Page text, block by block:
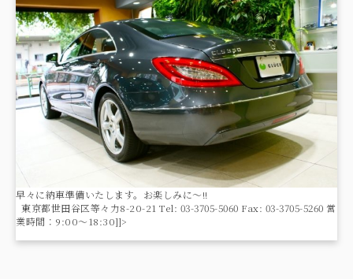
早々に納車準備いたします。お楽しみに～!!
東京都世田谷区等々力8-20-21 Tel: 03-3705-5060 Fax: 03-3705-5260 営
業時間：9:00〜18:30]]>